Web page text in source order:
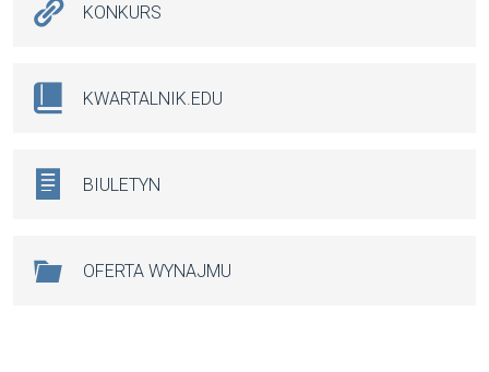
KONKURS
KWARTALNIK.EDU
BIULETYN
OFERTA WYNAJMU